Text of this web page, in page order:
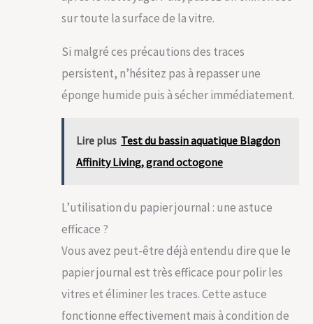
sur toute la surface de la vitre.
Si malgré ces précautions des traces
persistent, n’hésitez pas à repasser une
éponge humide puis à sécher immédiatement.
Lire plus Test du bassin aquatique Blagdon
Affinity Living, grand octogone
L’utilisation du papier journal : une astuce
efficace ?
Vous avez peut-être déjà entendu dire que le
papier journal est très efficace pour polir les
vitres et éliminer les traces. Cette astuce
fonctionne effectivement mais à condition de